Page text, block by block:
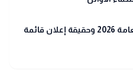
موعد حسم نتيجة الثانوية العامة 2026 وحقيقة إعلان قائمة